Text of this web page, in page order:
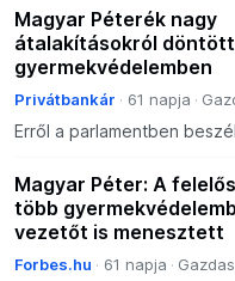
Magyar Péterék nagy
átalakításokról
gyermekvédelemben
Privátbankár 61 napja
Erről a parlamentben
Magyar Péter: A
több
vezetőt is menesztett
Forbes.hu 61 napja